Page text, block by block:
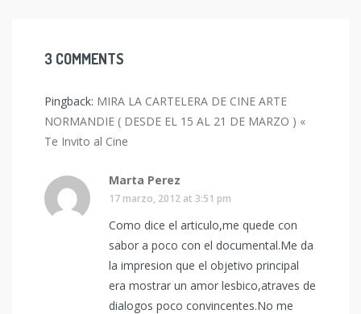
3 COMMENTS
Pingback: MIRA LA CARTELERA DE CINE ARTE
NORMANDIE ( DESDE EL 15 AL 21 DE MARZO ) «
Te Invito al Cine
Marta Perez
17 marzo, 2012 at 3:51 pm
Como dice el articulo,me quede con
sabor a poco con el documental.Me da
la impresion que el objetivo principal
era mostrar un amor lesbico,atraves de
dialogos poco convincentes.No me